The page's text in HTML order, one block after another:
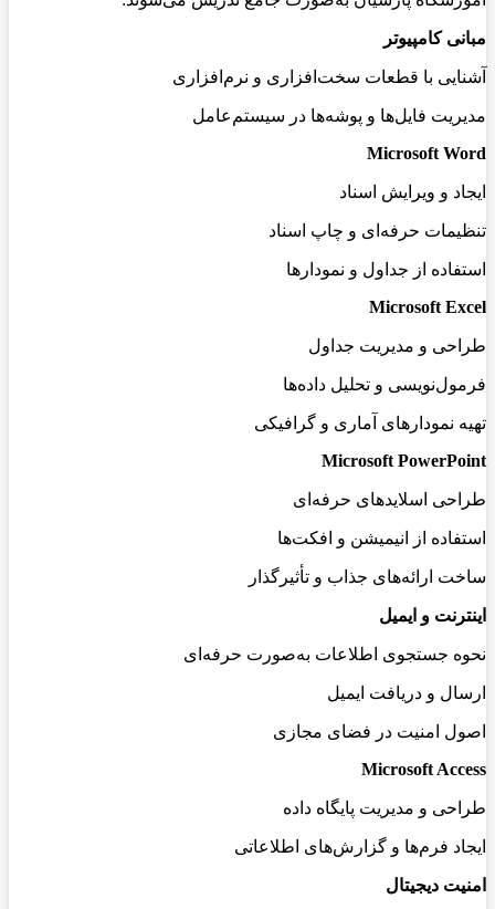
مبانی کامپیوتر
آشنایی با قطعات سخت‌افزاری و نرم‌افزاری
مدیریت فایل‌ها و پوشه‌ها در سیستم‌عامل
Microsoft Word
ایجاد و ویرایش اسناد
تنظیمات حرفه‌ای و چاپ اسناد
استفاده از جداول و نمودارها
Microsoft Excel
طراحی و مدیریت جداول
فرمول‌نویسی و تحلیل داده‌ها
تهیه نمودارهای آماری و گرافیکی
Microsoft PowerPoint
طراحی اسلایدهای حرفه‌ای
استفاده از انیمیشن و افکت‌ها
ساخت ارائه‌های جذاب و تأثیرگذار
اینترنت و ایمیل
نحوه جستجوی اطلاعات به‌صورت حرفه‌ای
ارسال و دریافت ایمیل
اصول امنیت در فضای مجازی
Microsoft Access
طراحی و مدیریت پایگاه داده
ایجاد فرم‌ها و گزارش‌های اطلاعاتی
امنیت دیجیتال